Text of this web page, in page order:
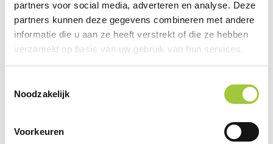
partners voor social media, adverteren en analyse. Deze
partners kunnen deze gegevens combineren met andere
informatie die u aan ze heeft verstrekt of die ze hebben
verzameld op basis van uw gebruik van hun services.
Noodzakelijk
Voorkeuren